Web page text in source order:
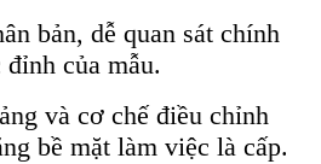
bản, dễ quan sát chính
của mẫu.
và cơ chế điều chỉnh
bề mặt làm việc là cấp.